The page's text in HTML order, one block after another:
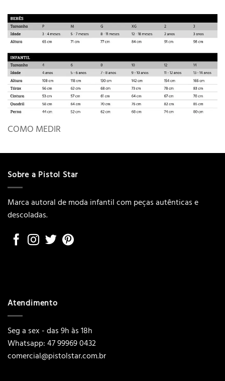
COMO MEDIR
Sobre a Pistol Star
Marca autoral de moda infantil com peças autênticas e
descoladas.
Atendimento
Seg a sex - das 9h às 18h
Whatsapp: 47 99969 0432
comercial@pistolstar.com.br